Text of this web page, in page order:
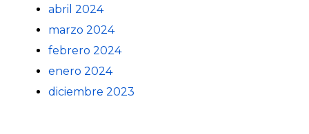
abril 2024
marzo 2024
febrero 2024
enero 2024
diciembre 2023